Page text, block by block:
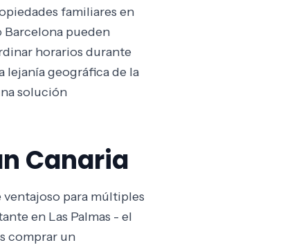
familiares en
Barcelona pueden
horarios durante
lejanía geográfica de la
solución
Canaria
ventajoso para múltiples
en Las Palmas - el
comprar un